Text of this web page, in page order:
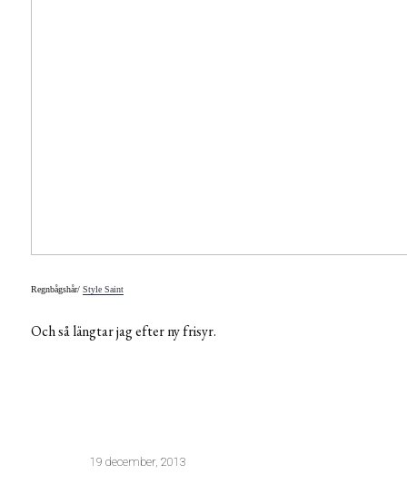
Regnbågshår/ Style Saint
Och så längtarjagefter ny frisyr.
19 december, 2013